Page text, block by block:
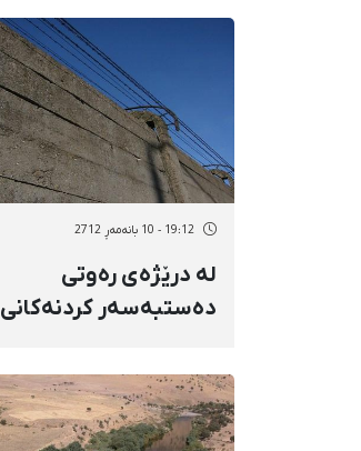
19:12 - 10 بانەمەڕ 2712
لە درێژەی رەوتی
دەستبەسەر كردنەكانی
كوردیش قوڵبەست كرا